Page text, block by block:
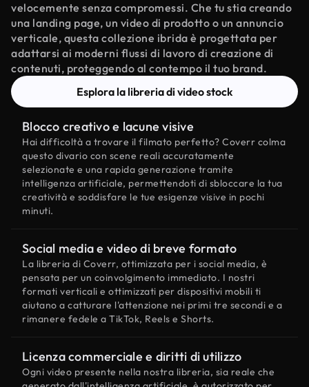
velocemente senza compromessi. Che tu stia creando
una landing page, un video di prodotto o un annuncio
verticale, questa collezione ibrida è progettata per
adattarsi ai moderni flussi di lavoro di creazione di
contenuti, proteggendo al contempo il tuo brand.
Esplora la libreria di video stock
Blocco creativo e lacune visive
Hai difficoltà a trovare il filmato perfetto? Coverr colma
questo divario con scene reali accuratamente
selezionate e una rapida generazione tramite
intelligenza artificiale, permettendoti di sbloccare la tua
creatività e soddisfare le tue esigenze visive in pochi
minuti.
Social media e video di breve formato
La libreria di Coverr, ottimizzata per i social media, è
pensata per un coinvolgimento immediato. I nostri
formati verticali e ottimizzati per dispositivi mobili ti
aiutano a catturare l'attenzione nei primi tre secondi e a
rimanere fedele a TikTok, Reels e Shorts.
Licenza commerciale e diritti di utilizzo
Ogni video presente nella nostra libreria, sia reale che